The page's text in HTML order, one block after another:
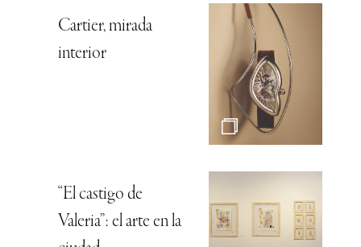
Cartier, mirada
interior
“El castigo de
Valeria”: el arte en la